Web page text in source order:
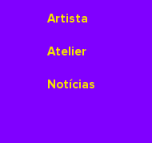
Artista
Atelier
Notícias